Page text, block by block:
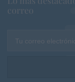
correo
Tu correo